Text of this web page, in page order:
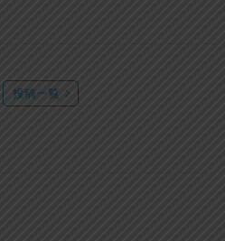
投稿一覧